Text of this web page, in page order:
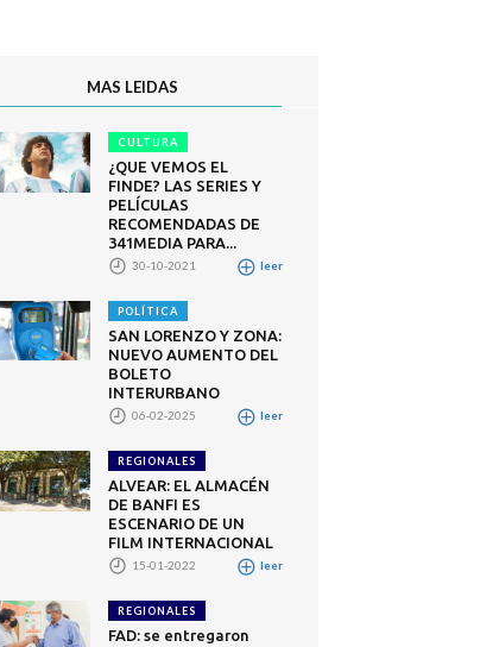
MAS LEIDAS
CULTURA
¿QUE VEMOS EL
FINDE? LAS SERIES Y
PELÍCULAS
RECOMENDADAS DE
341MEDIA PARA...
30-10-2021 leer
POLÍTICA
SAN LORENZO Y ZONA:
NUEVO AUMENTO DEL
BOLETO
INTERURBANO
06-02-2025 leer
REGIONALES
ALVEAR: EL ALMACÉN
DE BANFI ES
ESCENARIO DE UN
FILM INTERNACIONAL
15-01-2022 leer
REGIONALES
FAD: se entregaron